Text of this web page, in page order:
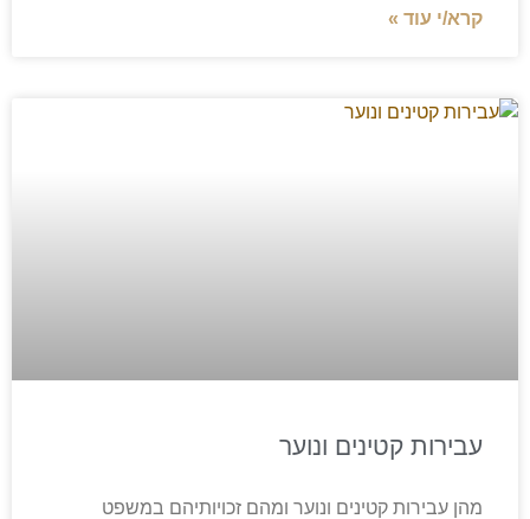
קרא/י עוד »
עבירות קטינים ונוער
מהן עבירות קטינים ונוער ומהם זכויותיהם במשפט